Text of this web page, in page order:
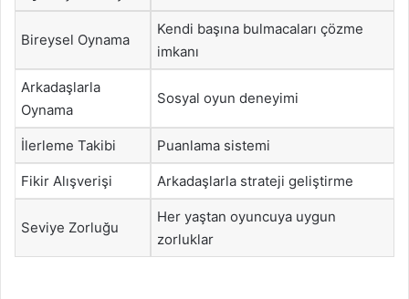
Bireysel Oynama
Kendi başına bulmacaları çözme
imkanı
Arkadaşlarla
Oynama
Sosyal oyun deneyimi
İlerleme Takibi Puanlama sistemi
Fikir Alışverişi Arkadaşlarla strateji geliştirme
Seviye Zorluğu
Her yaştan oyuncuya uygun
zorluklar